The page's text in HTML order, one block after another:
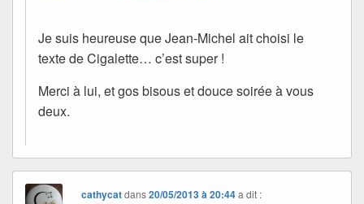
Je suis heureuse que Jean-Michel ait choisi le
texte de Cigalette… c’est super !
Merci à lui, et gos bisous et douce soirée à vous
deux.
cathycatdans20/05/2013 à 20:44 a dit :